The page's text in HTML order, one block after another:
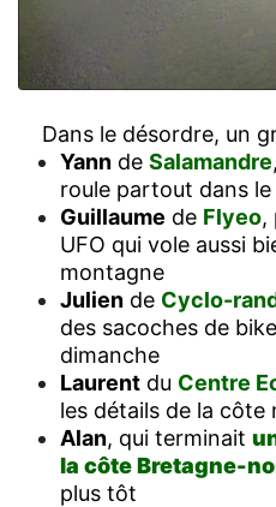
Dans le désordre, un
Yann de Salamandre
roule partout dans
Guillaume de Flyeo,
UFO qui vole aussi
montagne
Julien de Cyclo-
des sacoches de
dimanche
Laurent du Centre
les détails de la côte
Alan, qui terminait
la côte Bretagne-
plus tôt